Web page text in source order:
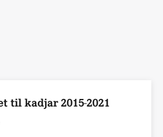
til kadjar 2015-2021